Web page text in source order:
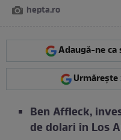
hepta.ro
Adaugă-ne ca
Urmărește
Ben Affleck,
de dolari în Los